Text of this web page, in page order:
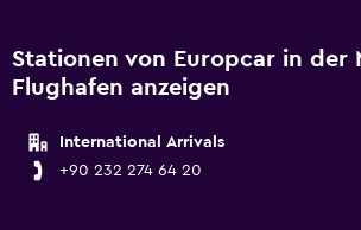
Stationen von Europcar in der
Flughafen anzeigen
International Arrivals
+90 232 274 64 20